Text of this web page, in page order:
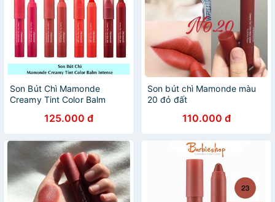
Son Bút Chì Mamonde
Creamy Tint Color Balm
125.000 đ
Son bút chì Mamonde màu
20 đỏ đất
110.000 đ